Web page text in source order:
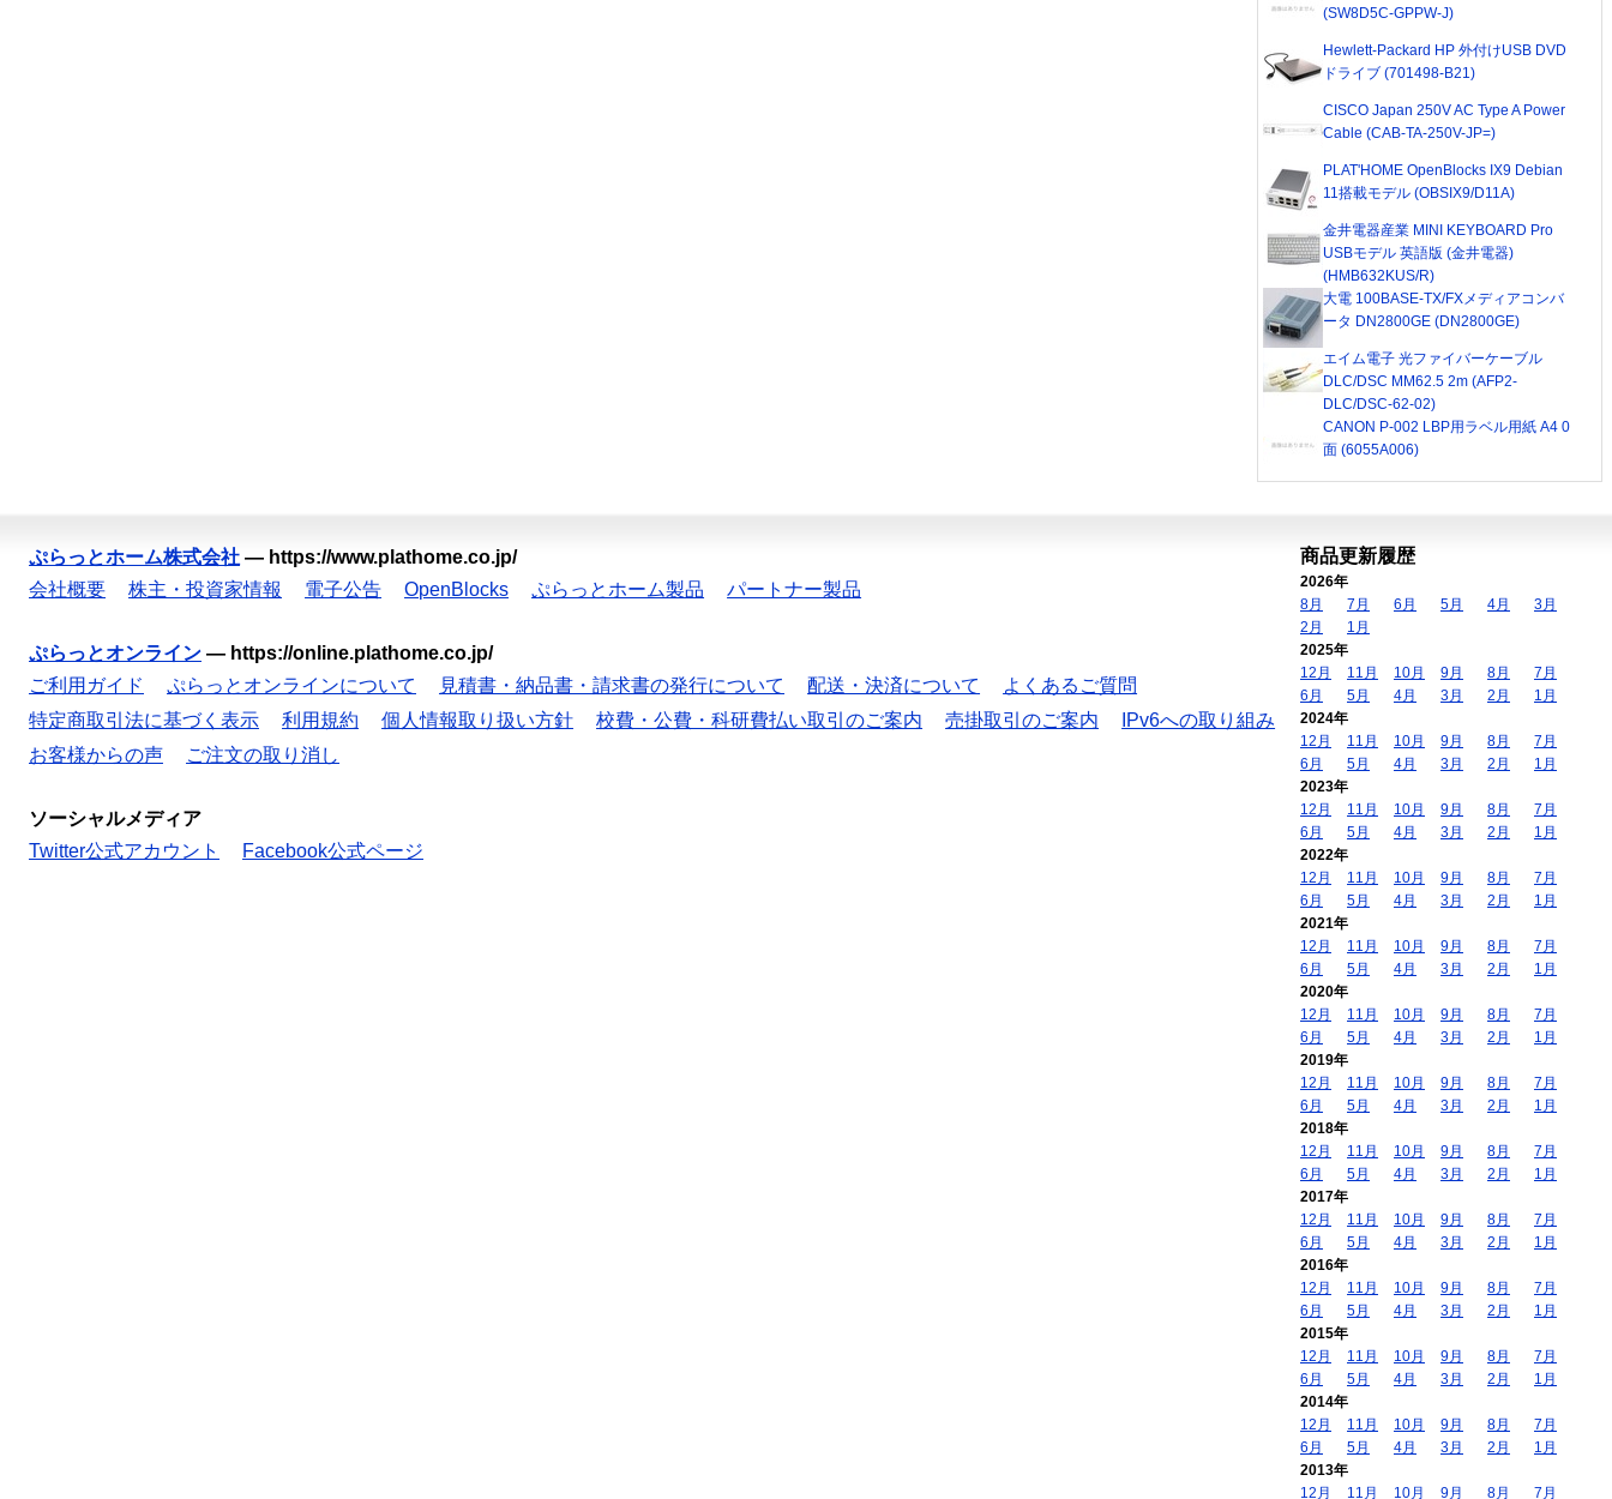
(SW8D5C-GPPW-J)
Hewlett-Packard HP 外付けUSB DVD
ドライブ (701498-B21)
CISCO Japan 250V AC Type A Power
Cable (CAB-TA-250V-JP=)
PLAT'HOME OpenBlocks IX9 Debian
11搭載モデル (OBSIX9/D11A)
金井電器産業 MINI KEYBOARD Pro
USBモデル 英語版 (金井電器)
(HMB632KUS/R)
大電 100BASE-TX/FXメディアコンバ
ータ DN2800GE (DN2800GE)
エイム電子 光ファイバーケーブル
DLC/DSC MM62.5 2m (AFP2-
DLC/DSC-62-02)
CANON P-002 LBP用ラベル用紙 A4 0
面 (6055A006)
ぷらっとホーム株式会社 — https://www.plathome.co.jp/
会社概要
株主・投資家情報 電子公告 OpenBlocks ぷらっとホーム製品 パートナー製品
ぷらっとオンライン — https://online.plathome.co.jp/
ご利用ガイド
ぷらっとオンラインについて 見積書・納品書・請求書の発行について 配送・決済について
よくあるご質問
特定商取引法に基づく表示
利用規約 個人情報取り扱い方針 校費・公費・科研費払い取引のご案内 売掛取引のご案内
IPv6への取り組み
お客様からの声
ご注文の取り消し
ソーシャルメディア
Twitter公式アカウント
Facebook公式ページ
商品更新履歴
2026年
8月
7月 6月 5月 4月
3月
2月
1月
2025年
12月
11月 10月 9月 8月
7月
6月
5月 4月 3月 2月
1月
2024年
12月
11月 10月 9月 8月
7月
6月
5月 4月 3月 2月
1月
2023年
12月
11月 10月 9月 8月
7月
6月
5月 4月 3月 2月
1月
2022年
12月
11月 10月 9月 8月
7月
6月
5月 4月 3月 2月
1月
2021年
12月
11月 10月 9月 8月
7月
6月
5月 4月 3月 2月
1月
2020年
12月
11月 10月 9月 8月
7月
6月
5月 4月 3月 2月
1月
2019年
12月
11月 10月 9月 8月
7月
6月
5月 4月 3月 2月
1月
2018年
12月
11月 10月 9月 8月
7月
6月
5月 4月 3月 2月
1月
2017年
12月
11月 10月 9月 8月
7月
6月
5月 4月 3月 2月
1月
2016年
12月
11月 10月 9月 8月
7月
6月
5月 4月 3月 2月
1月
2015年
12月
11月 10月 9月 8月
7月
6月
5月 4月 3月 2月
1月
2014年
12月
11月 10月 9月 8月
7月
6月
5月 4月 3月 2月
1月
2013年
12月
11月 10月 9月 8月 7月